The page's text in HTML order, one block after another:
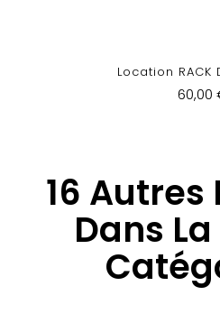
Location RACK
60,00
16
Dans